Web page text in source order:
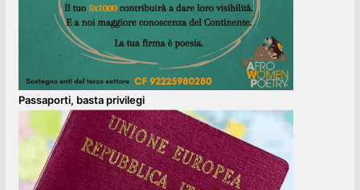
Passaporti, basta privilegi